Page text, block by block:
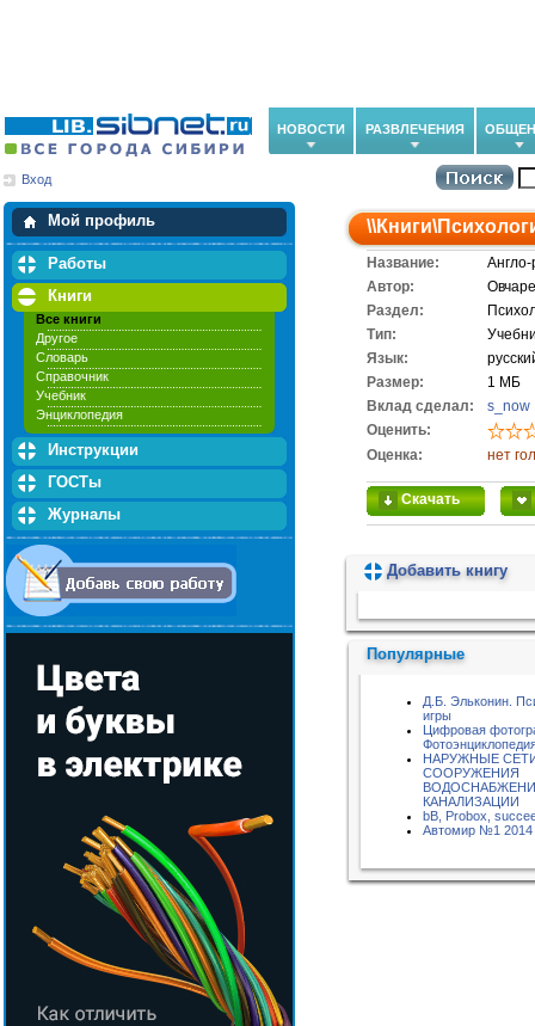
НОВОСТИ РАЗВЛЕЧЕНИЯ
Вход
Мой профиль
Мои закладки
Работы
Книги
Все книги
Другое
Словарь
Справочник
Учебник
Энциклопедия
Инструкции
ГОСТы
Журналы
\\Книги\
Название:
Англо-
Автор:
Раздел:
Тип:
Язык:
Размер:
1 МБ
Вклад сделал:
s_now
Оценить:
Оценка:
нет
Скачать
Добавить книгу
Популярные
Д.Б. Эльконин.
игры
Цифровая
НАРУЖНЫЕ
СООРУЖЕНИЯ
КАНАЛИЗАЦИИ
bB, Probox,
Автомир №1 2014